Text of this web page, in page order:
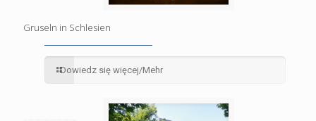
Gruseln in Schlesien
Dowiedz się więcej/Mehr